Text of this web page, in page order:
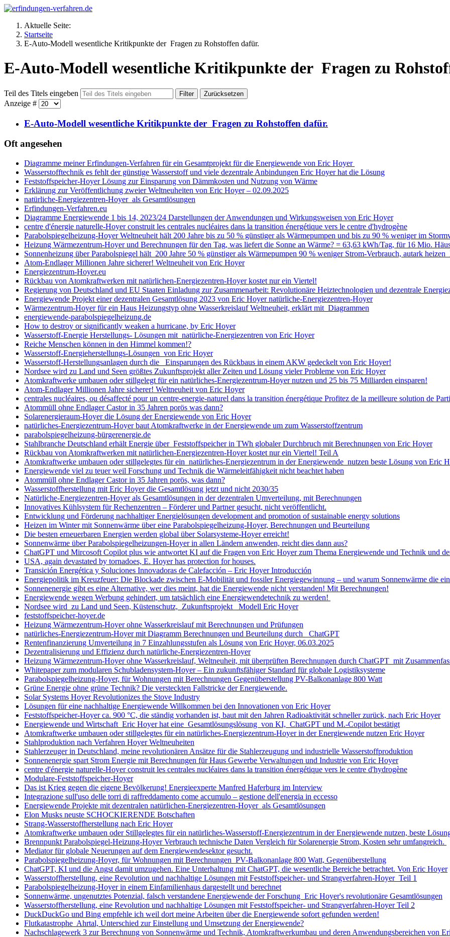
Aktuelle Seite:
Startseite
E-Auto-Modell wesentliche Kritikpunkte der Fragen zu Rohstoffen dafür.
E-Auto-Modell wesentliche Kritikpunkte der Fragen zu
Teil des Titels eingeben Filter Zurücksetzen
Anzeige #
E-Auto-Modell wesentliche Kritikpunkte der Fragen zu Rohstoffen dafür.
Oft angesehen
Diagramme meiner Erfindungen-Verfahren für ein Gesamtprojekt für die Energiewende von Eric Hoyer
Wasserstofftechnik es fehlt der günstige Wasserstoff und viele dezentrale Anbindungen Eric Hoyer hat die Lösung
Feststoffspeicher-Hoyer Lösung zur Einsparung von Dämmkosten und Nutzung von Wärme
Erklärung zur Veröffentlichung zweier Weltneuheiten von Eric Hoyer – 02.09.2025
natürliche-Energiezentren-Hoyer als Gesamtlösungen
Erfindungen-Verfahren.eu
Diagramme Energiewende 1 bis 14, 2023/24 Darstellungen der Anwendungen und Wirkungsweisen von Eric Hoyer
centre d'énergie naturelle-Hoyer construit les centrales nucléaires dans la transition énergétique vers le centre d'hydrogène
Parabolspiegelheizung-Hoyer Weltneuheit hält 200 Jahre bis zu 50 % günstiger als Wärmepumpen und bis zu 90 % weniger im
Heizung Wärmezentrum-Hoyer und Berechnungen für den Tag, was liefert die Sonne an Wärme? = 63,63 kWh/Tag, für 16 Mio.
Sonnenheizung über Parabolspiegel hält 200 Jahre 50 % günstiger als Wärmepumpen 90 % weniger Strom-Verbrauch, autark
Atom-Endlager Millionen Jahre sicherer! Weltneuheit von Eric Hoyer
Energiezentrum-Hoyer.eu
Rückbau von Atomkraftwerken mit natürlichen-Energiezentren-Hoyer kostet nur ein Viertel!
Regierung von Deutschland und EU Staaten Einladung zur Zusammenarbeit: Revolutionäre Heiztechnologien und dezentrale
Energiewende Projekt einer dezentralen Gesamtlösung 2023 von Eric Hoyer natürliche-Energiezentren-Hoyer
Wärmezentrum-Hoyer für ein Haus Heizungstyp ohne Wasserkreislauf Weltneuheit, erklärt mit Diagrammen
energiewende-parabolspiegelheizung.de
How to destroy or significantly weaken a hurricane, by Eric Hoyer
Wasserstoff-Energie Herstellungs- Lösungen mit natürliche-Energiezentren von Eric Hoyer
Reiche Menschen können in den Himmel kommen!?
Wasserstoff-Energieherstellungs-Lösungen von Eric Hoyer
Wasserstoff-Herstellungsanlagen durch die Einsparungen des Rückbaus in einem AKW gedeckelt von Eric Hoyer!
Nordsee wird zu Land und Seen größtes Zukunftsprojekt aller Zeiten und Lösung vieler Probleme von Eric Hoyer
Atomkraftwerke umbauen oder stillgelegt für ein natürliches-Energiezentrum-Hoyer nutzen und 25 bis 75 Milliarden einsparen!
Atom-Endlager Millionen Jahre sicherer! Weltneuheit von Eric Hoyer
centrales nucléaires, ou désaffecté pour un centre-energie-naturel dans la transition énergétique Profitez de la meilleure solution de
Atommüll ohne Endlager Castor in 35 Jahren porös was dann?
Solarenergieraum-Hoyer die Lösung der Energiewende von Eric Hoyer
natürliches-Energiezentrum-Hoyer baut Atomkraftwerke in der Energiewende um zum Wasserstoffzentrum
parabolspiegelheizung-bürgerenergie.de
Stahlbranche Deutschland erhält Energie über Feststoffspeicher in TWh globaler Durchbruch mit Berechnungen von Eric Hoyer
Rückbau von Atomkraftwerken mit natürlichen-Energiezentren-Hoyer kostet nur ein Viertel! Teil A
Atomkraftwerke umbauen oder stillgelegtes für ein natürliches-Energiezentrum in der Energiewende nutzen beste Lösung von Eric
Energiewende viel zu teuer weil Forschung und Technik die Wärmeleitfähigkeit nicht beachtet haben
Atommüll ohne Endlager Castor in 35 Jahren porös, was dann?
Wasserstoffherstellung mit Eric Hoyer die Gesamtlösung jetzt und nicht 2030/35
Natürliche-Energiezentren-Hoyer als Gesamtlösungen in der dezentralen Umverteilung, mit Berechnungen
Innovatives Kühlsystem für Rechenzentren – Förderer und Partner gesucht, nicht veröffentlicht.
Entwicklung und Förderung nachhaltiger Energielösungen development and promotion of sustainable energy solutions
Heizen im Winter mit Sonnenwärme über eine Parabolspiegelheizung-Hoyer, Berechnungen und Beurteilung
Die besten erneuerbaren Energien werden global über Solarsysteme-Hoyer erreicht!
Sonnenwärme über Parabolspiegelheizungen-Hoyer in allen Ländern anwenden, reicht dies dann aus?
ChatGPT und Mircosoft Copilot plus wie antwortet KI auf die Fragen von Eric Hoyer zum Thema Energiewende und Technik und
USA, again devastated by tornadoes, E. Hoyer has protection for houses.
Transición Energética y Soluciones Innovadoras de Calefacción – Eric Hoyer Introducción
Energiepolitik im Kreuzfeuer: Die Blockade zwischen E-Mobilität und fossiler Energiegewinnung – und warum Sonnenwärme die
Sonnenenergie gibt es eine Alternative, wer dies meint, hat die Energiewende nicht verstanden! Mit Berechnungen!
Energiewende wegen Werbung gehindert, um tatsächlich eine Energiewendetechnik zu werden!
Nordsee wird zu Land und Seen, Küstenschutz, Zukunftsprojekt Modell Eric Hoyer
feststoffspeicher-hoyer.de
Heizung Wärmezentrum-Hoyer ohne Wasserkreislauf mit Berechnungen und Prüfungen
natürliches-Energiezentrum-Hoyer mit Diagramm Berechnungen und Beurteilung durch ChatGPT
Rentenfinanzierung Umverteilung in 7 Einzahlungsstufen als Lösung von Eric Hoyer, 06.03.2025
Dezentralisierung und Effizienz durch natürliche-Energiezentren-Hoyer
Heizung Wärmezentrum-Hoyer ohne Wasserkreislauf, Weltneuheit, mit überprüften Berechnungen durch ChatGPT mit
Whitepaper zum modularen Schubladensystem-Hoyer – Ein zukunftsfähiger Standard für globale Logistiksysteme
Parabolspiegelheizung-Hoyer, für Wohnungen mit Berechnungen Gegenüberstellung PV-Balkonanlage 800 Watt
Grüne Energie ohne grüne Technik? Die versteckten Fallstricke der Energiewende.
Solar Systems Hoyer Revolutionizes the Stove Industry
Lösungen für eine nachhaltige Energiewende Willkommen bei den Innovationen von Eric Hoyer
Feststoffspeicher-Hoyer ca. 900 °C, die ständig vorhanden ist, baut mit den Jahren Radioaktivität schneller zurück, nach Eric Hoyer
Energiewende und Wirtschaft Eric Hoyer hat eine Gesamtlösungslösung von KI, ChatGPT und M.-Copilot bestätigt
Atomkraftwerke umbauen oder stillgelegtes für ein natürliches-Energiezentrum-Hoyer in der Energiewende nutzen Eric Hoyer
Stahlproduktion nach Verfahren Hoyer Weltneuheiten
Stahlerzeuger in Deutschland, meine revolutionären Ansätze für die Stahlerzeugung und industrielle Wasserstoffproduktion
Sonnenenergie spart Strom Energie mit Berechnungen für Haus Gewerbe Verwaltungen und Industrie von Eric Hoyer
centre d'énergie naturelle-Hoyer construit les centrales nucléaires dans la transition énergétique vers le centre d'hydrogène
Modulare-Feststoffspeicher-Hoyer
Das ist Krieg gegen die eigene Bevölkerung! Energieexperte Manfred Haferburg im Interview
Integrazione sull'uso delle torri di raffreddamento come accumulo – gestione dell'energia in eccesso
Energiewende Projekte mit dezentralen natürlichen-Energiezentren-Hoyer als Gesamtlösungen
Elon Musks neuste SCHOCKIERENDE Botschaften
Strang-Wasserstoffherstellung nach Eric Hoyer
Atomkraftwerke umbauen oder Stillgelegtes für ein natürliches-Wasserstoff-Energiezentrum in der Energiewende nutzen, beste
Brennpunkt Parabolspiegel-Heizung-Hoyer Verbrauch technische Daten Vergleich für Solarenergie Strom, Kosten sehr umfangreich.
Mediator für globale Neuerungen auf dem Energiewendesektor gesucht.
Parabolspiegelheizung-Hoyer, für Wohnungen mit Berechnungen PV-Balkonanlage 800 Watt, Gegenüberstellung
ChatGPT, KI und die Angst damit umzugehen. Eine Unterhaltung mit ChatGPT, die wesentliche Bereiche betrachtet. Von Eric Hoyer
Wasserstoffherstellung, eine Revolution und nachhaltige Lösungen mit Feststoffspeicher- und Strangverfahren-Hoyer Teil 1
Parabolspiegelheizung-Hoyer in einem Einfamilienhaus dargestellt und berechnet
Sonnenwärme, ungenutztes Potenzial, falsch verstandene Energiewende der Forschung Eric Hoyer's revolutionäre Gesamtlösungen
Wasserstoffherstellung, eine Revolution und nachhaltige Lösungen mit Feststoffspeicher- und Strangverfahren-Hoyer Teil 2
DuckDuckGo und Bing empfehle ich weil dort meine Arbeiten über die Energiewende sofort gefunden werden!
Flutkatastrophe Ahrtal, Unterschied zur Einstellung und Umsetzung der Energiewende?
Nachschlagewerk 3 zur Berechnung von Sonnenwärme und Technik, Atomkraftwerkumbau und deren Anwendungsbereichen von